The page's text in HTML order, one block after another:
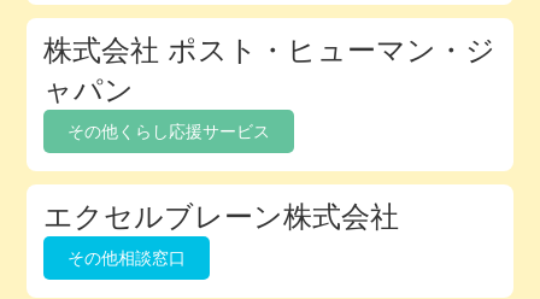
デ
ィ
レ
ク
ト
リ
株式会社 ポスト・ヒューマン・ジ
ャパン
その他くらし応援サービス
エクセルブレーン株式会社
その他相談窓口